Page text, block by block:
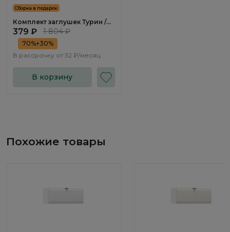
Сборка в подарок
Комплект заглушек Турин /
Turin TR0474.0
379 ₽ 1 804 ₽
70%+30%
В рассрочку от 32 ₽/месяц
В корзину
Похожие товары